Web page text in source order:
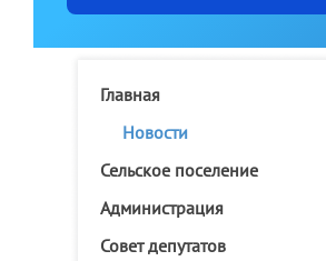
Главная
Новости
Сельское поселение
Администрация
Совет депутатов